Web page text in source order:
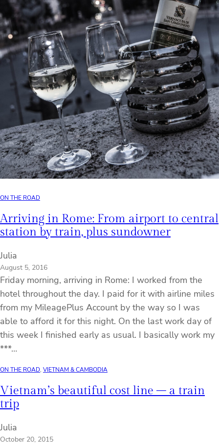
ON THE ROAD
Arriving in Rome: From airport to central
station by train, plus sundowner
Julia
August 5, 2016
Friday morning, arriving in Rome: I worked from the
hotel throughout the day. I paid for it with airline miles
from my MileagePlus Account by the way so I was
able to afford it for this night. On the last work day of
this week I finished early as usual. I basically work my
***…
ON THE ROAD, VIETNAM & CAMBODIA
Vietnam’s beautiful cost line – a train
trip
Julia
October 20, 2015